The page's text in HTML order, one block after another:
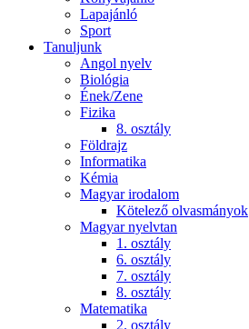
Lapajánló
Sport
Tanuljunk
Angol nyelv
Biológia
Ének/Zene
Fizika
8. osztály
Földrajz
Informatika
Kémia
Magyar irodalom
Kötelező olvasmányok
Magyar nyelvtan
1. osztály
6. osztály
7. osztály
8. osztály
Matematika
2. osztály